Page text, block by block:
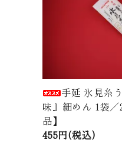
手延 氷見糸
味』細めん 1袋
品】
455円(税込)